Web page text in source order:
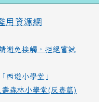
用資源網
避免接觸，拒絕嘗試
西遊小學堂」
森林小學堂(反毒篇)